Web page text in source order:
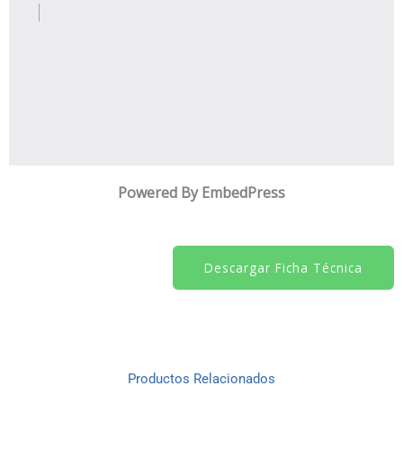
Powered By EmbedPress
Descargar Ficha Técnica
Productos Relacionados